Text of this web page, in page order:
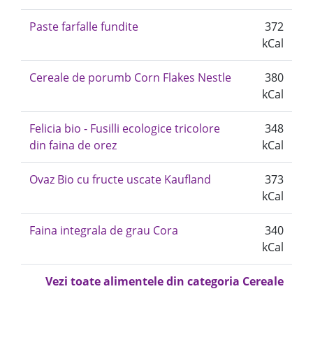
Paste farfalle fundite
372
kCal
Cereale de porumb Corn Flakes Nestle
380
kCal
Felicia bio - Fusilli ecologice tricolore
din faina de orez
348
kCal
Ovaz Bio cu fructe uscate Kaufland
373
kCal
Faina integrala de grau Cora
340
kCal
Vezi toate alimentele din categoria Cereale